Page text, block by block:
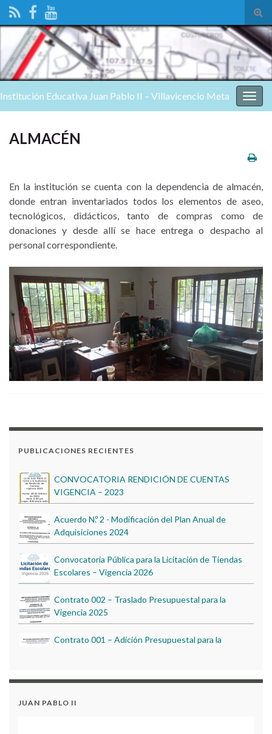
el
de
Institución Educativa Juan Pablo II – Villavicencio Meta
ALMACÉN
En la institución se cuenta con la dependencia de almacén,
donde entran inventariados todos los elementos de aseo,
tecnológicos, didácticos, tanto de compras como de
donaciones y desde allí se hace entrega o despacho al
personal correspondiente.
PUBLICACIONES RECIENTES
BIENESTAR INSTITUCIONAL 2023
CONVOCATORIA RENDICIÓN DE CUENTAS
Acuerdo N.º 2 - Modificación del Plan Anual de
Convocatoria Pública para la Licitación de Tiendas
Contrato 002 – Traslado Presupuestal para la
Contrato 001 – Adición Presupuestal para la
BIENESTAR INSTITUCIONAL 2023
GOBIERNO ESCOLAR 2022
JUAN PABLO II